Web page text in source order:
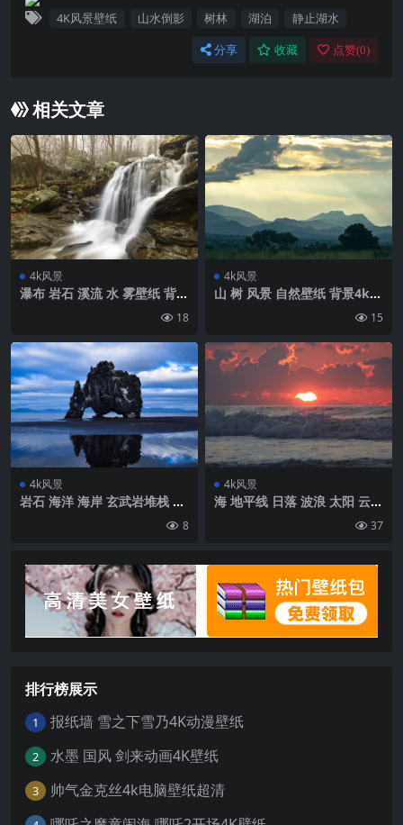
4K风景壁纸 山水倒影 树林 湖泊 静止湖水
分享 收藏 点赞(0)
相关文章
4k风景
瀑布 岩石 溪流 水 雾壁纸 背景
18
4k风景
山 树 风景 自然壁纸 背景4k高
15
4k风景
岩石 海洋 海岸 玄武岩堆栈 hv
8
4k风景
海 地平线 日落 波浪 太阳 云壁
37
排行榜展示
1 报纸墙 雪之下雪乃4K动漫壁纸
2 水墨 国风 剑来动画4K壁纸
3 帅气金克丝4k电脑壁纸超清